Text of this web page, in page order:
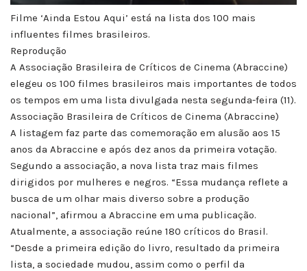
Filme ‘Ainda Estou Aqui’ está na lista dos 100 mais
influentes filmes brasileiros.
Reprodução
A Associação Brasileira de Críticos de Cinema (Abraccine)
elegeu os 100 filmes brasileiros mais importantes de todos
os tempos em uma lista divulgada nesta segunda-feira (11).
Associação Brasileira de Críticos de Cinema (Abraccine)
A listagem faz parte das comemoração em alusão aos 15
anos da Abraccine e após dez anos da primeira votação.
Segundo a associação, a nova lista traz mais filmes
dirigidos por mulheres e negros. “Essa mudança reflete a
busca de um olhar mais diverso sobre a produção
nacional”, afirmou a Abraccine em uma publicação.
Atualmente, a associação reúne 180 críticos do Brasil.
“Desde a primeira edição do livro, resultado da primeira
lista, a sociedade mudou, assim como o perfil da